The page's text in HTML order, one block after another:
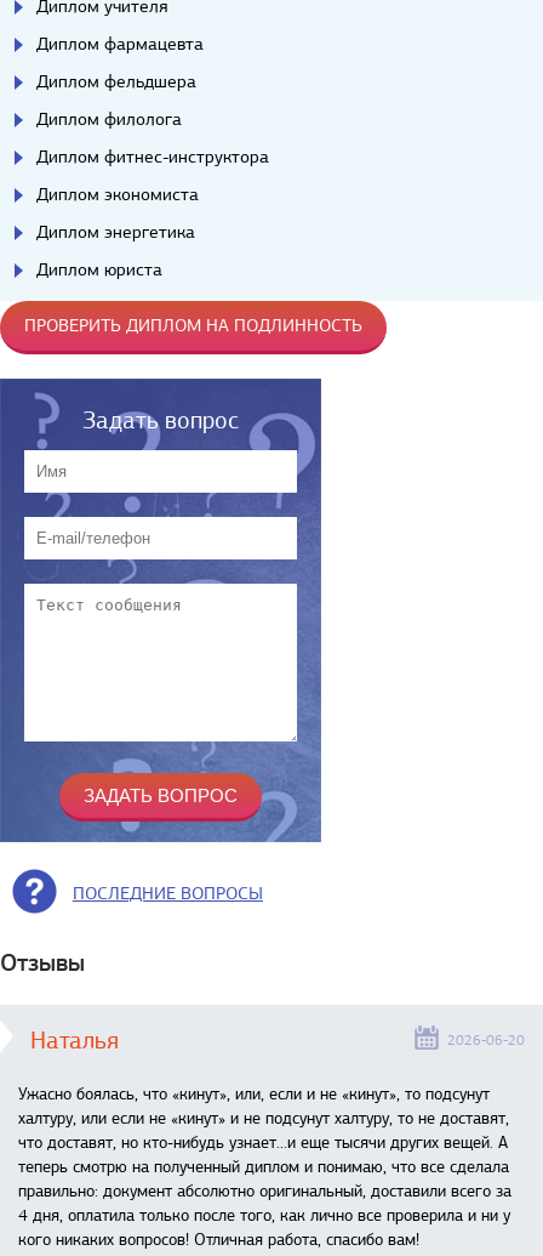
Диплом учителя
Диплом фармацевта
Диплом фельдшера
Диплом филолога
Диплом фитнес-инструктора
Диплом экономиста
Диплом энергетика
Диплом юриста
ПРОВЕРИТЬ ДИПЛОМ НА ПОДЛИННОСТЬ
Задать вопрос
ПОСЛЕДНИЕ ВОПРОСЫ
Отзывы
Наталья 2026-06-20
Ужасно боялась, что «кинут», или, если и не «кинут», то подсунут
халтуру, или если не «кинут» и не подсунут халтуру, то не доставят,
что доставят, но кто-нибудь узнает...и еще тысячи других вещей. А
теперь смотрю на полученный диплом и понимаю, что все сделала
правильно: документ абсолютно оригинальный, доставили всего за
4 дня, оплатила только после того, как лично все проверила и ни у
кого никаких вопросов! Отличная работа, спасибо вам!